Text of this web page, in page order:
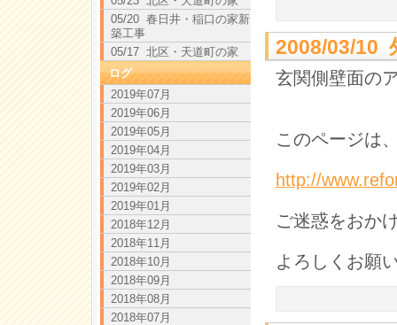
2008/03/10
玄関側壁面の
このページは
http://
ご迷惑をおか
よろしくお願
05/20 春日井・稲口の家新
築工事
05/17 北区・天道町の家
ログ
2019年07月
2019年06月
2019年05月
2019年04月
2019年03月
2019年02月
2019年01月
2018年12月
2018年11月
2018年10月
2018年09月
2018年08月
2018年07月